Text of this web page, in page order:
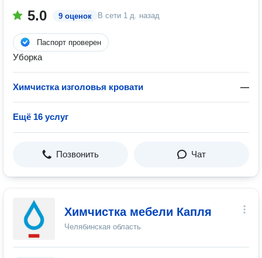
5.0 9 оценок В сети 1 д. назад
Паспорт проверен
Уборка
Химчистка изголовья кровати —
Ещё 16 услуг
Позвонить Чат
Химчистка мебели Капля
Челябинская область